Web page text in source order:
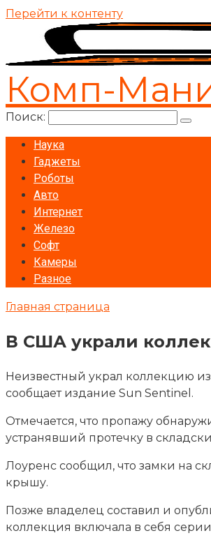
Перейти к контенту
Комп-
Поиск:
Наука
Гаджеты
Роботы
Авто
Интернет
Железо
Софт
Камеры
Разное
Главная страница
В США украли
Неизвестный украл коллекцию
сообщает издание Sun Sentinel.
Отмечается, что пропажу
устранявший протечку в
Лоуренс сообщил, что замки на
крышу.
Позже владелец составил и
коллекция включала в себя